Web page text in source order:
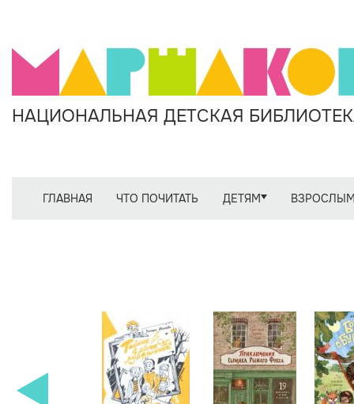
НАЦИОНАЛЬНАЯ ДЕТСКАЯ
ГЛАВНАЯ ЧТО ПОЧИТАТЬ ДЕТЯМ